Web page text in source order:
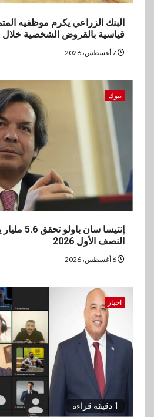
البنك الزراعي يكرم موظفيه
قياسية بالقروض الشخصية خلال
بنوك
إنتيسا
النصف الأول 2026
اخبار
1 دقيقة قراءة